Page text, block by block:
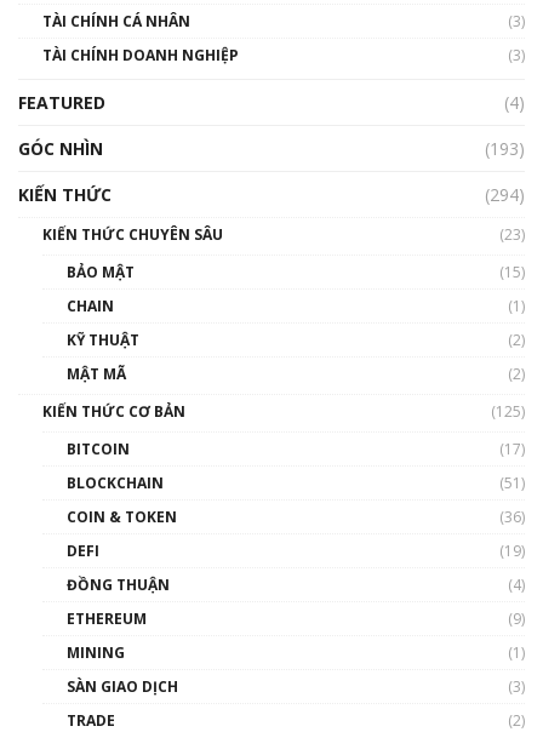
Nhìn lại năm 2022: Những sự kiện ảnh hưởng
đến hệ sinh thái tiền mã hoá | Phổ cập
00:43:47
như thể nào?
00:39:31
Phổ cập Blockchain
thống & Crypto qua các cuộc chiến | Phổ cập
TÀI CHÍNH CÁ NHÂN
(3)
TÀI CHÍNH DOANH NGHIỆP
(3)
FEATURED
(4)
GÓC NHÌN
(193)
KIẾN THỨC
(294)
KIẾN THỨC CHUYÊN SÂU
(23)
BẢO MẬT
(15)
CHAIN
(1)
KỸ THUẬT
(2)
MẬT MÃ
(2)
KIẾN THỨC CƠ BẢN
(125)
BITCOIN
(17)
BLOCKCHAIN
(51)
COIN & TOKEN
(36)
DEFI
(19)
ĐỒNG THUẬN
(4)
ETHEREUM
(9)
MINING
(1)
SÀN GIAO DỊCH
(3)
TRADE
(2)